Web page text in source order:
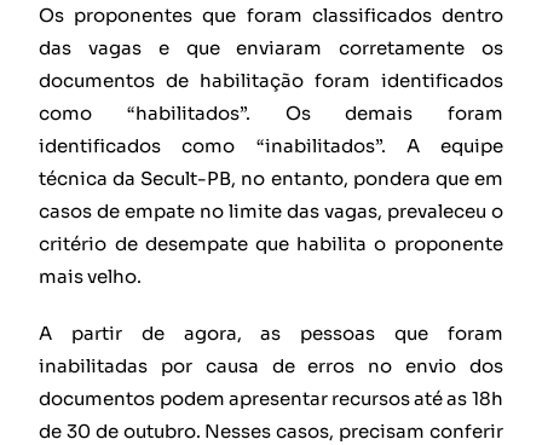
Os proponentes que foram classificados dentro
das vagas e que enviaram corretamente os
documentos de habilitação foram identificados
como “habilitados”. Os demais foram
identificados como “inabilitados”. A equipe
técnica da Secult-PB, no entanto, pondera que em
casos de empate no limite das vagas, prevaleceu o
critério de desempate que habilita o proponente
mais velho.
A partir de agora, as pessoas que foram
inabilitadas por causa de erros no envio dos
documentos podem apresentar recursos até as 18h
de 30 de outubro. Nesses casos, precisam conferir